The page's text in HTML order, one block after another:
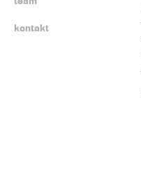
kontakt